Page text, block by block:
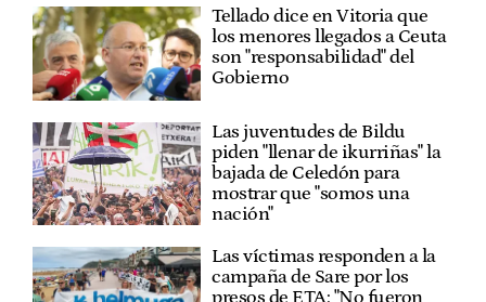
Tellado dice en Vitoria que
los menores llegados a Ceuta
son "responsabilidad" del
Gobierno
Las juventudes de Bildu
piden "llenar de ikurriñas" la
bajada de Celedón para
mostrar que "somos una
nación"
Las víctimas responden a la
campaña de Sare por los